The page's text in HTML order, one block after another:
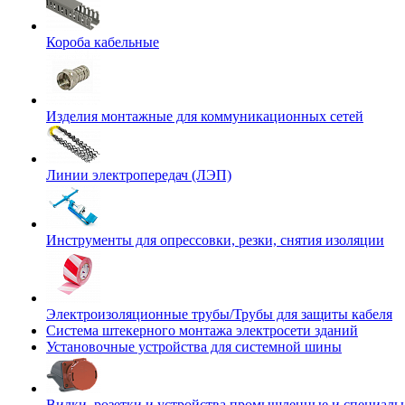
Короба кабельные
Изделия монтажные для коммуникационных сетей
Линии электропередач (ЛЭП)
Инструменты для опрессовки, резки, снятия изоляции
Электроизоляционные трубы/Трубы для защиты кабеля
Система штекерного монтажа электросети зданий
Установочные устройства для системной шины